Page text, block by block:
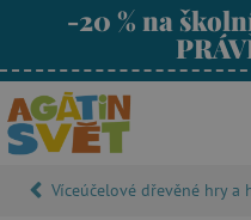
-20 % na
Víceúčelové dřevěné hry a